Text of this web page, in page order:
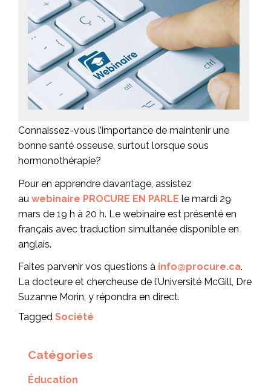
Connaissez-vous l’importance de maintenir une
bonne santé osseuse, surtout lorsque sous
hormonothérapie?
Pour en apprendre davantage, assistez
au webinaire PROCURE EN PARLE le mardi 29
mars de 19 h à 20 h. Le webinaire est présenté en
français avec traduction simultanée disponible en
anglais.
Faites parvenir vos questions à info@procure.ca.
La docteure et chercheuse de l’Université McGill, Dre
Suzanne Morin, y répondra en direct.
Tagged Société
Catégories
Éducation